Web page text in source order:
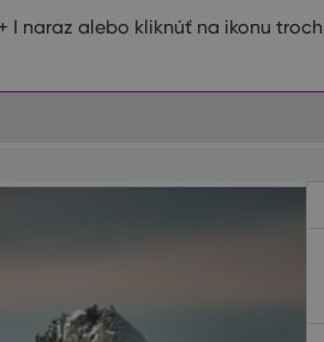
I naraz alebo kliknúť na ikonu